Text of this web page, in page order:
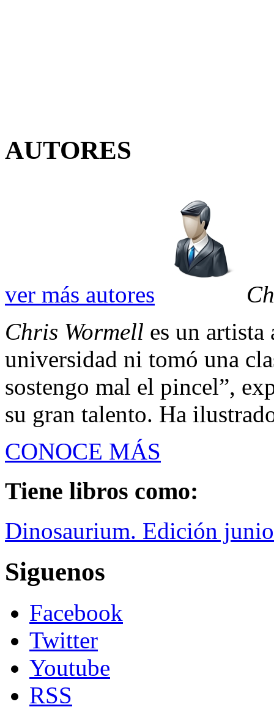
AUTORES
ver más autores
Chris Wormell es un artista
universidad ni tomó una
sostengo mal el pincel”,
su gran talento. Ha
CONOCE MÁS
Tiene libros como:
Dinosaurium. Edición
Siguenos
Facebook
Twitter
Youtube
RSS